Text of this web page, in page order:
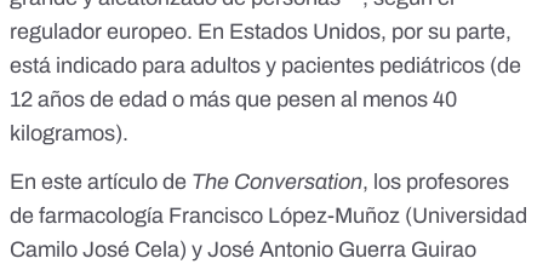
regulador europeo. En Estados Unidos, por su parte,
está indicado para adultos y pacientes pediátricos (de
12 años de edad o más que pesen al menos 40
kilogramos).
En este artículo de The Conversation, los profesores
de farmacología Francisco López-Muñoz (Universidad
Camilo José Cela) y José Antonio Guerra Guirao